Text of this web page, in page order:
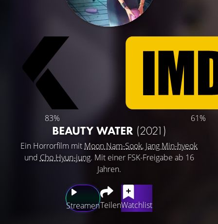
83% 61%
BEAUTY WATER (2021)
Ein Horrorfilm mit Moon Nam-Sook, Jang Min-hyeok
und Cho Hyun-jung. Mit einer FSK-Freigabe ab 16
Jahren.
StreamenTeilenWatchlist